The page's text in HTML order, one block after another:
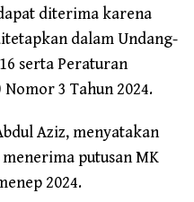
diterima karena
dalam Undang-
serta Peraturan
3 Tahun 2024.
Aziz, menyatakan
putusan MK
2024.